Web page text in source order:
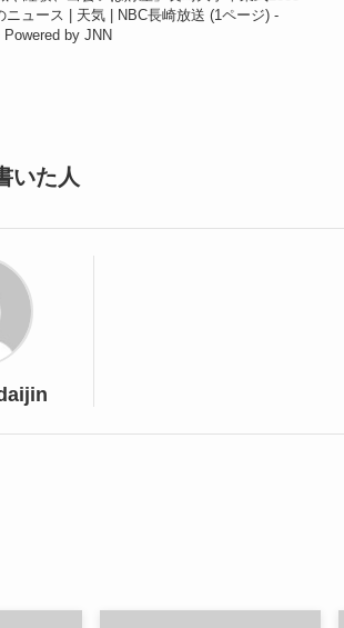
ニュース | 天気 | NBC長崎放送 (1ページ) -
by JNN
いた人